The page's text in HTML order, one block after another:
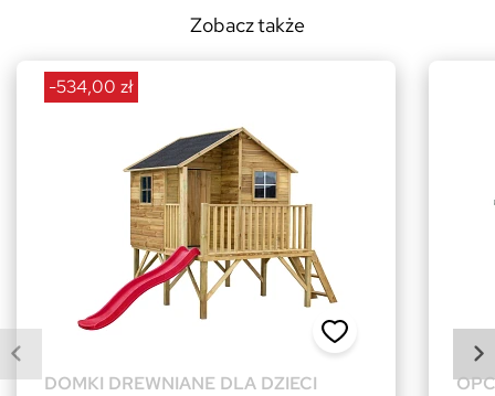
Zobacz także
DOMKI DREWNIANE DLA DZIECI
-534,00 zł